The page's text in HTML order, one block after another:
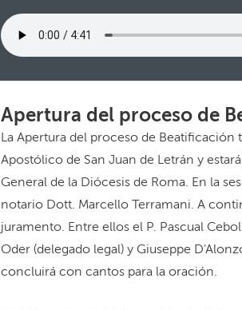
Apertura del proceso de
La Apertura del proceso de
Apostólico de San Juan de Letrán y
General de la Diócesis de Roma. En la
notario Dott. Marcello Terramani. A
juramento. Entre ellos el P. Pascual
Oder (delegado legal) y Giuseppe
concluirá con cantos para la oración.